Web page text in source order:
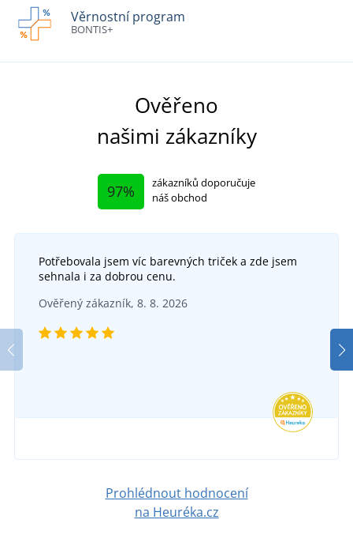
Věrnostní program
BONTIS+
Ověřeno
našimi zákazníky
97%
zákazníků doporučuje
náš obchod
Potřebovala jsem víc barevných triček a zde jsem
sehnala i za dobrou cenu.
Ověřený zákazník, 8. 8. 2026
Prohlédnout hodnocení
na Heuréka.cz